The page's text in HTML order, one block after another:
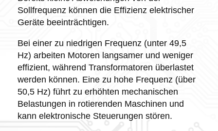
Sollfrequenz können die Effizienz elektrischer
Geräte beeinträchtigen.
Bei einer zu niedrigen Frequenz (unter 49,5
Hz) arbeiten Motoren langsamer und weniger
effizient, während Transformatoren überlastet
werden können. Eine zu hohe Frequenz (über
50,5 Hz) führt zu erhöhten mechanischen
Belastungen in rotierenden Maschinen und
kann elektronische Steuerungen stören.